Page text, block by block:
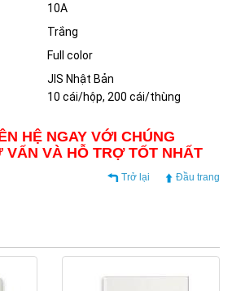
10A
Trắng
Full color
JIS Nhật Bản
10 cái/hộp, 200 cái/thùng
HỆ NGAY VỚI CHÚNG
VÀ HỖ TRỢ TỐT NHẤT
Trở lại Đầu trang